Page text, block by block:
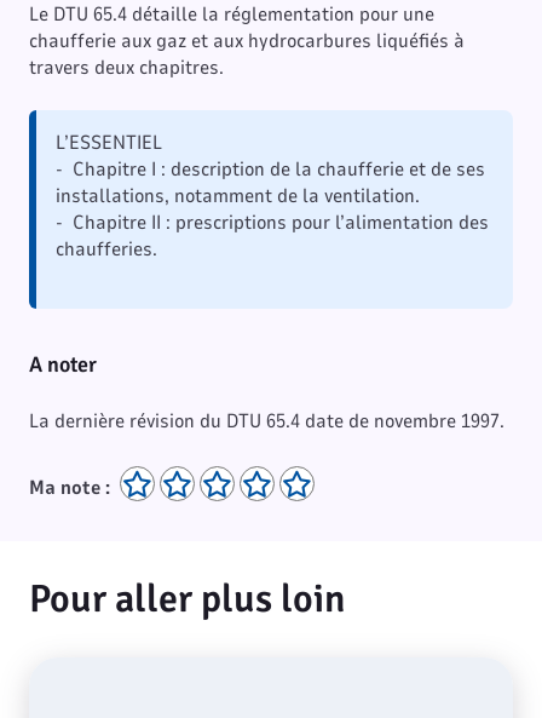
Le DTU 65.4 détaille la réglementation pour une
chaufferie aux gaz et aux hydrocarbures liquéfiés à
travers deux chapitres.
L’ESSENTIEL
- Chapitre I : description de la chaufferie et de ses
installations, notamment de la ventilation.
- Chapitre II : prescriptions pour l’alimentation des
chaufferies.
A noter
La dernière révision du DTU 65.4 date de novembre 1997.
Ma note :
Pour aller plus loin